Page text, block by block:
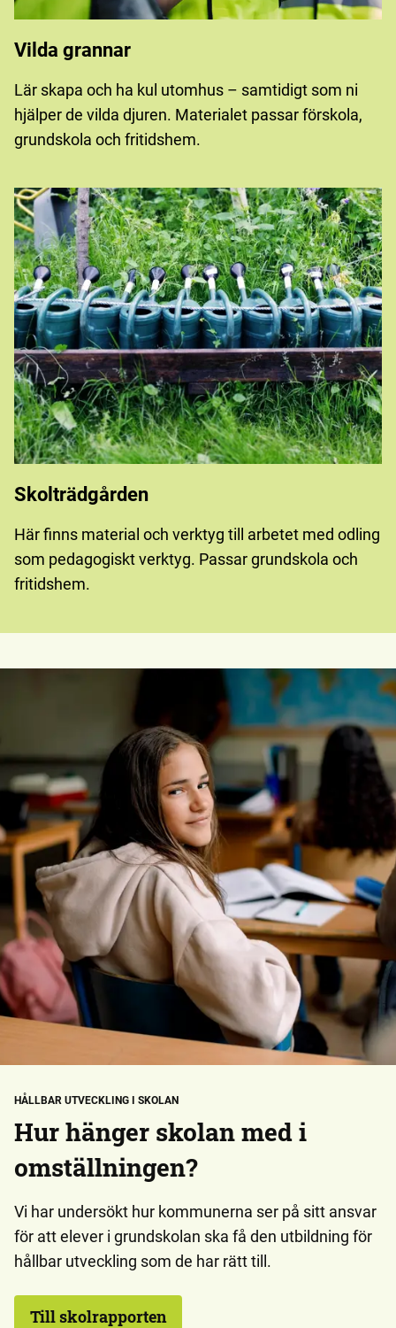
Vilda grannar
Lär skapa och ha kul utomhus – samtidigt som ni
hjälper de vilda djuren. Materialet passar förskola,
grundskola och fritidshem.
Skolträdgården
Här finns material och verktyg till arbetet med odling
som pedagogiskt verktyg. Passar grundskola och
fritidshem.
HÅLLBAR UTVECKLING I SKOLAN
Hur hänger skolan med i
omställningen?
Vi har undersökt hur kommunerna ser på sitt ansvar
för att elever i grundskolan ska få den utbildning för
hållbar utveckling som de har rätt till.
Till skolrapporten